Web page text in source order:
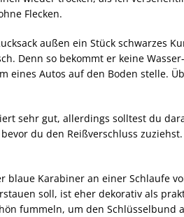
Flecken.
außen ein Stück schwarzes
Denn so bekommt er keine
eines Autos auf den Boden stelle.
sehr gut, allerdings solltest du
du den Reißverschluss
blaue Karabiner an einer Schlaufe
soll, ist eher dekorativ als
fummeln, um den Schlüsselbund